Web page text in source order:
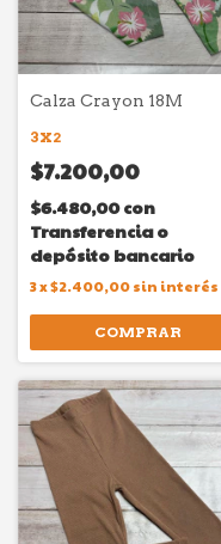
Calza Crayon 18M
3X2
$7.200,00
$6.480,00con
Transferencia o
depósito bancario
3x$2.400,00sin interés
COMPRAR